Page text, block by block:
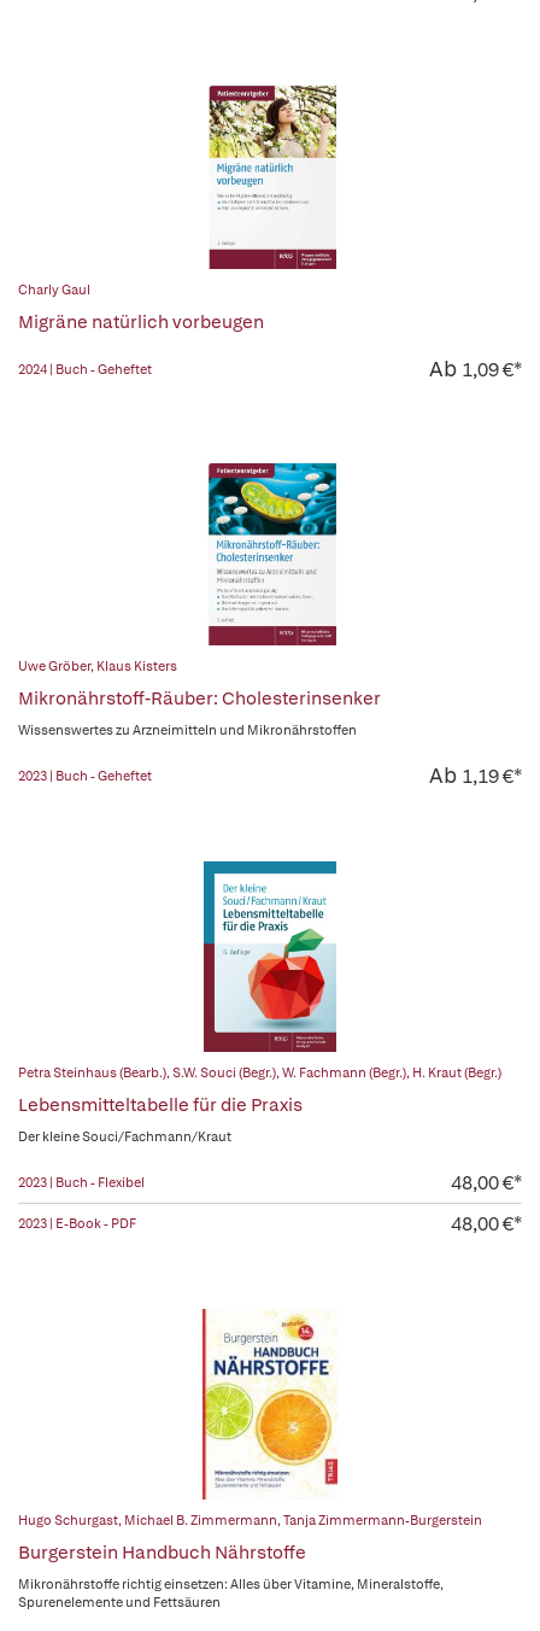
Charly Gaul
Migräne natürlich vorbeugen
2024 | Buch - Geheftet Ab 1,09 €*
Uwe Gröber, Klaus Kisters
Mikronährstoff-Räuber: Cholesterinsenker
Wissenswertes zu Arzneimitteln und Mikronährstoffen
2023 | Buch - Geheftet Ab 1,19 €*
Petra Steinhaus (Bearb.),S.W. Souci (Begr.),W. Fachmann (Begr.), H. Kraut (Begr.)
Lebensmitteltabelle für die Praxis
Der kleine Souci/Fachmann/Kraut
2023 | Buch - Flexibel 48,00 €*
2023 | E-Book - PDF 48,00 €*
Hugo Schurgast, Michael B. Zimmermann,Tanja Zimmermann-Burgerstein
Burgerstein Handbuch Nährstoffe
Mikronährstoffe richtig einsetzen: Alles über Vitamine, Mineralstoffe,
Spurenelemente und Fettsäuren